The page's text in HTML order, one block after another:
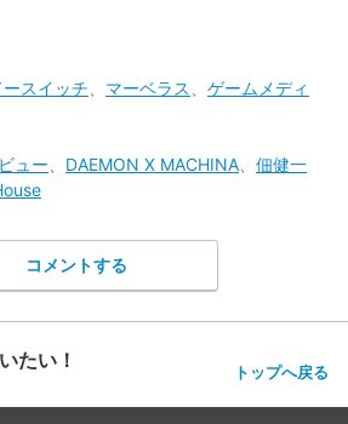
スイッチ マーベラス
ゲームメディ
ュー DAEMON X MACHINA
佃健一
コメントする
たい！ トップへ戻る